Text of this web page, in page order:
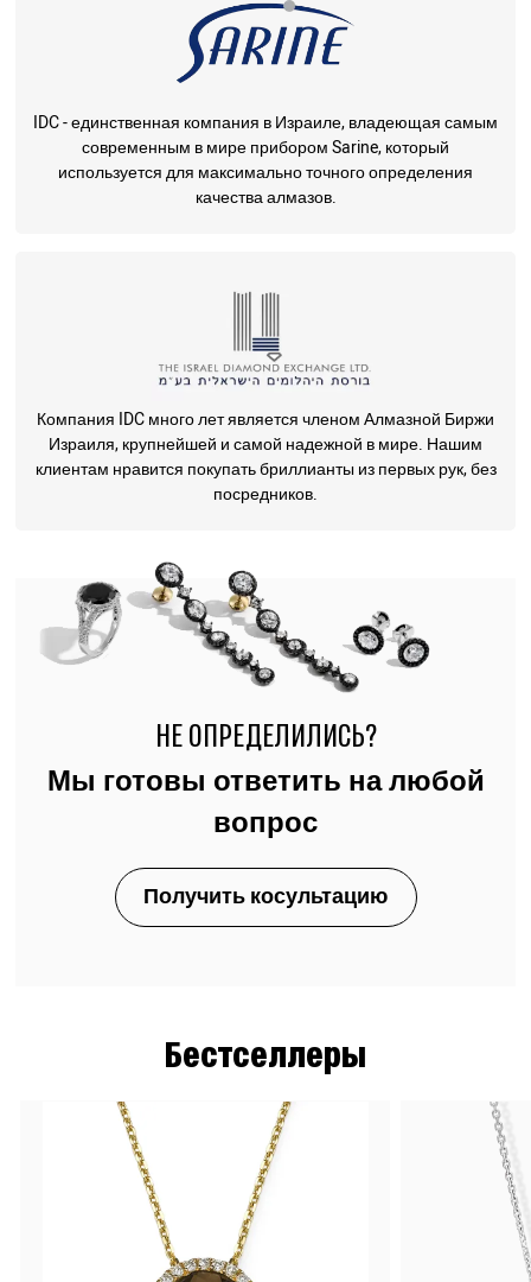
IDC - единственная компания в Израиле, владеющая самым
современным в мире прибором Sarine, который
используется для максимально точного определения
качества алмазов.
Компания IDC много лет является членом Алмазной Биржи
Израиля, крупнейшей и самой надежной в мире. Нашим
клиентам нравится покупать бриллианты из первых рук, без
посредников.
Бестселлеры
НЕ ОПРЕДЕЛИЛИСЬ?
Мы готовы ответить на любой
вопрос
Получить косультацию